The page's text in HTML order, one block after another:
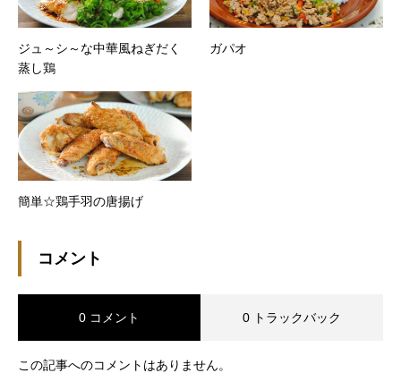
ジュ～シ～な中華風ねぎだく
蒸し鶏
ガパオ
簡単☆鶏手羽の唐揚げ
コメント
0 コメント 0 トラックバック
この記事へのコメントはありません。